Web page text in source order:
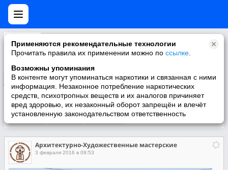
Применяются рекомендательные технологии
Прочитать правила их применении можно по ссылке
Возможны упоминания
В контенте могут упоминаться наркотики и связанная с ними
информация. Незаконное потребление наркотических
средств, психотропных веществ и их аналогов причиняет
вред здоровью, их незаконный оборот запрещён и влечёт
установленную законодательством ответственность
http://mdmas.ru/
Подписаться
Участники О группе
Архитектурно-Художественные мастерские
3 февраля 2016 в 09:53